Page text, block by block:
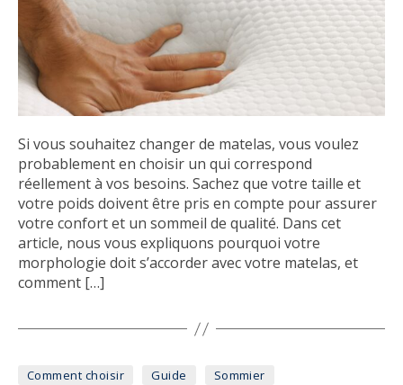
Si vous souhaitez changer de matelas, vous voulez
probablement en choisir un qui correspond
réellement à vos besoins. Sachez que votre taille et
votre poids doivent être pris en compte pour assurer
votre confort et un sommeil de qualité. Dans cet
article, nous vous expliquons pourquoi votre
morphologie doit s’accorder avec votre matelas, et
comment […]
Catégories
Comment choisir Guide Sommier